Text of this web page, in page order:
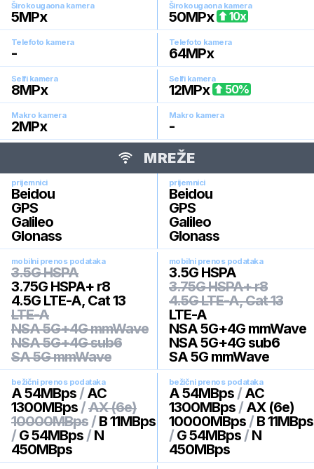
Širokougaona kamera
5MPx
Širokougaona kamera
50MPx 10x
Telefoto kamera
-
Telefoto kamera
64MPx
Selfi kamera
8MPx
Selfi kamera
12MPx 50%
Makro kamera
2MPx
Makro kamera
-
MREŽE
prijemnici
Beidou
GPS
Galileo
Glonass
prijemnici
Beidou
GPS
Galileo
Glonass
mobilni prenos podataka
3.5G HSPA
3.75G HSPA+ r8
4.5G LTE-A, Cat 13
LTE-A
NSA 5G+4G mmWave
NSA 5G+4G sub6
SA 5G mmWave
mobilni prenos podataka
3.5G HSPA
3.75G HSPA+ r8
4.5G LTE-A, Cat 13
LTE-A
NSA 5G+4G mmWave
NSA 5G+4G sub6
SA 5G mmWave
bežični prenos podataka
A 54MBps / AC
1300MBps /AX (6e)
10000MBps / B 11MBps
/ G 54MBps / N
450MBps
bežični prenos podataka
A 54MBps / AC
1300MBps / AX (6e)
10000MBps / B 11MBps
/ G 54MBps / N
450MBps